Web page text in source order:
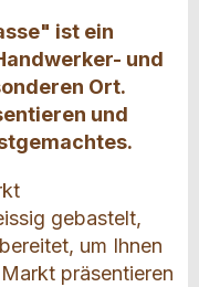
ist ein
und
Ort.
und
gebastelt,
um Ihnen
präsentieren